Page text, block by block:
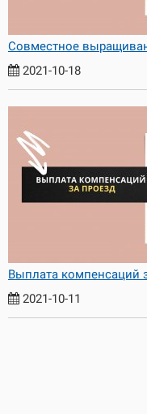
Совместное
2021-10-18
Выплата компенсаций
2021-10-11